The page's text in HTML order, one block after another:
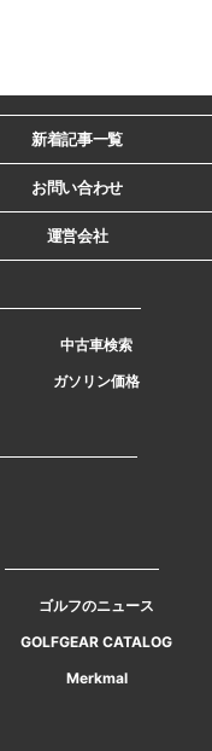
新着記事一覧
お問い合わせ
運営会社
中古車検索
ガソリン価格
ゴルフのニュース
GOLFGEAR CATALOG
Merkmal